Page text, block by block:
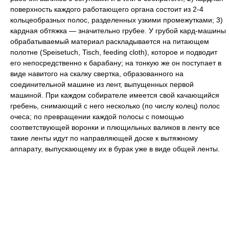
поверхность каждого работающего органа состоит из 2-4
кольцеобразных полос, разделенных узкими промежутками; 3)
кардная обтяжка — значительно грубее. У грубой кард-машины
обрабатываемый материал раскладывается на питающем
полотне (Speisetuch, Tisch, feeding cloth), которое и подводит
его непосредственно к барабану; на тонкую же он поступает в
виде навитого на скалку свертка, образованного на
соединительной машине из лент, выпущенных первой
машиной. При каждом собирателе имеется свой качающийся
гребень, снимающий с него несколько (по числу колец) полос
очеса; по превращении каждой полосы с помощью
соответствующей воронки и плющильных валиков в ленту все
такие ленты идут по направляющей доске к вытяжному
аппарату, выпускающему их в бурак уже в виде общей ленты.